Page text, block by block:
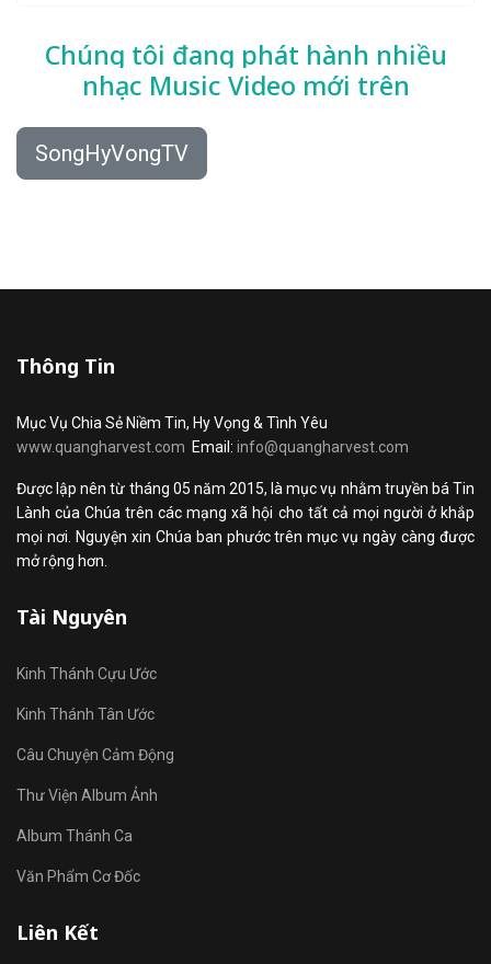
Chúng tôi đang phát hành nhiều
nhạc Music Video mới trên
SongHyVongTV
Thông Tin
Mục Vụ Chia Sẻ Niềm Tin, Hy Vọng & Tình Yêu
www.quangharvest.com Email: info@quangharvest.com
Được lập nên từ tháng 05 năm 2015, là mục vụ nhằm truyền bá Tin
Lành của Chúa trên các mạng xã hội cho tất cả mọi người ở khắp
mọi nơi. Nguyện xin Chúa ban phước trên mục vụ ngày càng được
mở rộng hơn.
Tài Nguyên
Kinh Thánh Cựu Ước
Kinh Thánh Tân Ước
Câu Chuyện Cảm Động
Thư Viện Album Ảnh
Album Thánh Ca
Văn Phẩm Cơ Đốc
Liên Kết